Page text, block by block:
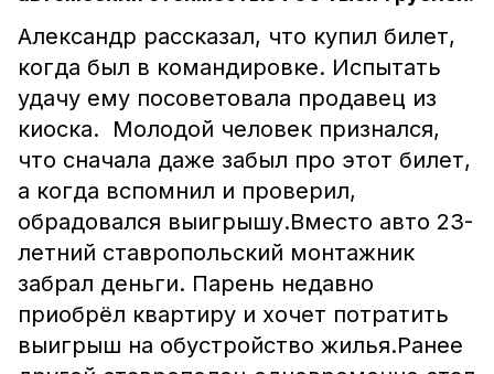
Александр рассказал, что купил билет,
когда был в командировке. Испытать
удачу ему посоветовала продавец из
киоска. Молодой человек признался,
что сначала даже забыл про этот билет,
а когда вспомнил и проверил,
обрадовался выигрышу.Вместо авто 23-
летний ставропольский монтажник
забрал деньги. Парень недавно
приобрёл квартиру и хочет потратить
выигрыш на обустройство жилья.Ранее